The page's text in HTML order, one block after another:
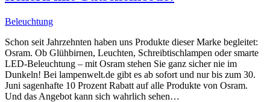
Beleuchtung
Schon seit Jahrzehnten haben uns Produkte dieser Marke begleitet:
Osram. Ob Glühbirnen, Leuchten, Schreibtischlampen oder smarte
LED-Beleuchtung – mit Osram stehen Sie ganz sicher nie im
Dunkeln! Bei lampenwelt.de gibt es ab sofort und nur bis zum 30.
Juni sagenhafte 10 Prozent Rabatt auf alle Produkte von Osram.
Und das Angebot kann sich wahrlich sehen…